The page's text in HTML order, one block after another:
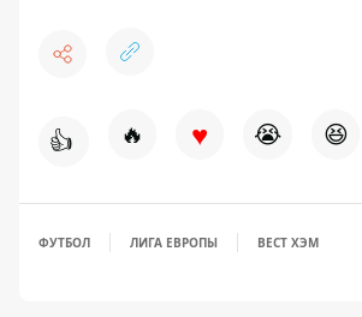
👍 🔥 ♥ 😭 😆
ФУТБОЛ ЛИГА ЕВРОПЫ ВЕСТ ХЭМ